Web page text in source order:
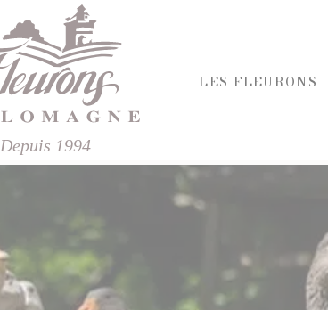
Depuis 1994
LES FLEURONS
BISCUITS ET GÂTEAUX
CHOCOLATS ET SPÉCIALITÉS
CONFITURES
PLUS